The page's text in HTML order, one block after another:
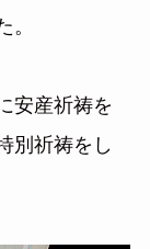
。
安産祈祷を
別祈祷をし